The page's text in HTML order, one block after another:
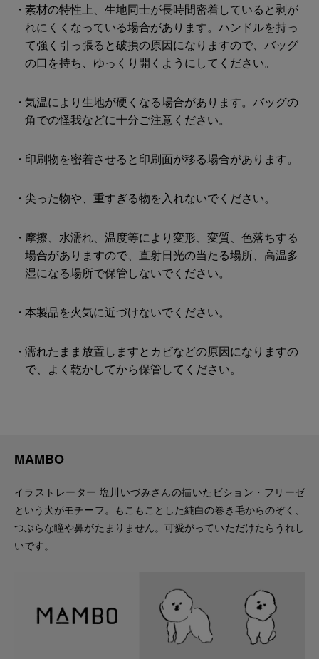
素材の特性上、生地同士が長時間密着していると剥が
れにくくなっている場合があります。ハンドルを持っ
て強く引っ張ると破損の原因になりますので、バッグ
の口を持ち、ゆっくり開くようにしてください。
気温により生地が硬くなる場合があります。バッグの
角での怪我などに十分ご注意ください。
印刷物を密着させると印刷面が移る場合があります。
尖った物や、重すぎる物を入れないでください。
摩擦、水濡れ、温度等により変形、変質、色落ちする
場合がありますので、直射日光の当たる場所、高温多
湿になる場所で保管しないでください。
本製品を火気に近づけないでください。
濡れたまま放置しますとカビなどの原因になりますの
で、よく乾かしてから保管してください。
MAMBO
イラストレーター 塩川いづみさんの描いたビション・フリーゼ
という犬がモチーフ。もこもことした純白の巻き毛からのぞく、
つぶらな瞳や鼻がたまりません。可愛がっていただけたらうれし
いです。